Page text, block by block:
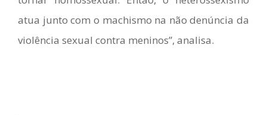
atua junto com o machismo na não denúncia da
violência sexual contra meninos”, analisa.